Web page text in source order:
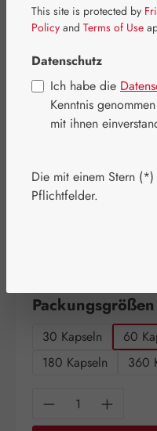
Regulärer Preis:
34,00 €
Inhalt:0.023 Kilogramm
Packungsgrößen
30 Kapseln 60
180 Kapseln
360
Produkt
This site is protected by
Policy and Terms of Use
Datenschutz
Ich habe die
Kenntnis
mit ihnen
Die mit einem Stern
Pflichtfelder.